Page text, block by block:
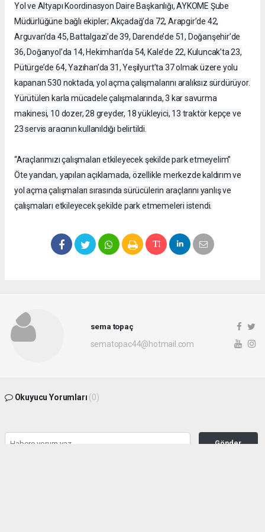
Yol ve Altyapı Koordinasyon Daire Başkanlığı, AYKOME Şube
Müdürlüğüne bağlı ekipler; Akçadağ’da 72, Arapgir’de 42,
Arguvan’da 45, Battalgazi’de 39, Darende’de 51, Doğanşehir’de
36, Doğanyol’da 14, Hekimhan’da 54, Kale’de 22, Kuluncak’ta 23,
Pütürge’de 64, Yazıhan’da 31, Yeşilyurt’ta 37 olmak üzere yolu
kapanan 530 noktada, yol açma çalışmalarını aralıksız sürdürüyor.
Yürütülen karla mücadele çalışmalarında, 3 kar savurma
makinesi, 10 dozer, 28 greyder, 18 yükleyici, 13 traktör kepçe ve
23 servis aracının kullanıldığı belirtildi.
“Araçlarımızı çalışmaları etkileyecek şekilde park etmeyelim”
Öte yandan, yapılan açıklamada, özellikle merkezde kaldırım ve
yol açma çalışmaları sırasında sürücülerin araçlarını yanlış ve
çalışmaları etkileyecek şekilde park etmemeleri istendi.
sema topaç
sematopac44@hotmail.com
Okuyucu Yorumları (0)
Gönder